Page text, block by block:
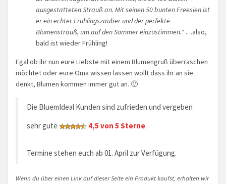
ausgestatteten Strauß an. Mit seinen 50 bunten Freesien ist
er ein echter Frühlingszauber und der perfekte
Blumenstrauß, um auf den Sommer einzustimmen.“ …also,
bald ist wieder Frühling!
Egal ob ihr nun eure Liebste mit einem Blumengruß überraschen
möchtet oder eure Oma wissen lassen wollt dass ihr an sie
denkt, Blumen kommen immer gut an. 🙂
Die BluemIdeal Kunden sind zufrieden und vergeben
sehr gute
4,5 von 5 Sterne.
Termine stehen euch ab 01. April zur Verfügung.
Wenn du über einen Link auf dieser Seite ein Produkt kaufst, erhalten wir